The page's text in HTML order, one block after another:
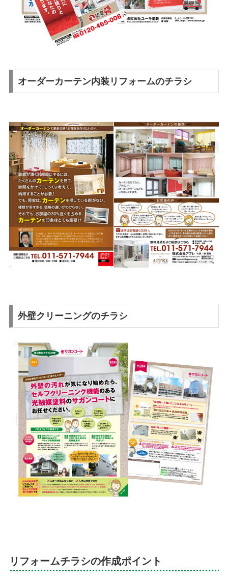
オーダーカーテン内装リフォームのチラシ
外壁クリーニングのチラシ
リフォームチラシの作成ポイント